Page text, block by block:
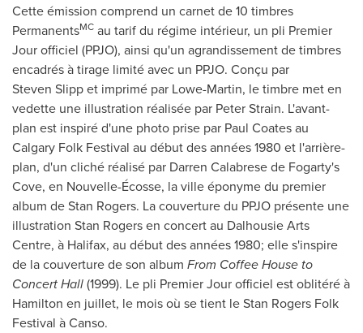
Cette émission comprend un carnet de 10 timbres
PermanentsMC au tarif du régime intérieur, un pli Premier
Jour officiel (PPJO), ainsi qu'un agrandissement de timbres
encadrés à tirage limité avec un PPJO. Conçu par
Steven Slipp et imprimé par Lowe-Martin, le timbre met en
vedette une illustration réalisée par Peter Strain. L'avant-
plan est inspiré d'une photo prise par Paul Coates au
Calgary Folk Festival au début des années 1980 et l'arrière-
plan, d'un cliché réalisé par Darren Calabrese de Fogarty's
Cove, en Nouvelle-Écosse, la ville éponyme du premier
album de Stan Rogers. La couverture du PPJO présente une
illustration Stan Rogers en concert au Dalhousie Arts
Centre, à Halifax, au début des années 1980; elle s'inspire
de la couverture de son album From Coffee House to
Concert Hall(1999). Le pli Premier Jour officiel est oblitéré à
Hamilton en juillet, le mois où se tient le Stan Rogers Folk
Festival à Canso.